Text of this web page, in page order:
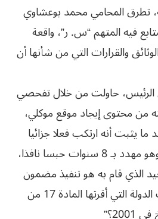
تطرق المحامي محمد بوعشاوي
فيه المتهم “س. ر”، واقعة
والقرارات التي من شأنها أن
حاولت من خلال تفحصي
من محتوى إيجاد موقع موكلي،
يثبت أنه ارتكب فعلا جزائيا
يجره إلى محاكمة اليوم، وهو مهدد بـ 8 سنوات حبسا نافذا،
الذي قام به هو تنفيذ مضمون
لائحة مجلس مساهمات الدولة التي أقرتها المادة 17 من